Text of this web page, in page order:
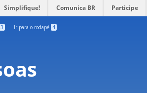
Simplifique! Comunica BR Participe
3 Ir para o rodapé 4